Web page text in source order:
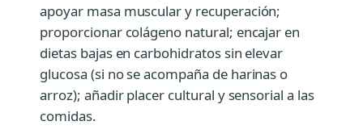
apoyar masa muscular y recuperación;
proporcionar colágeno natural; encajar en
dietas bajas en carbohidratos sin elevar
glucosa (si no se acompaña de harinas o
arroz); añadir placer cultural y sensorial a las
comidas.